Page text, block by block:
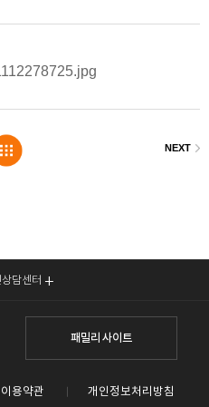
담센터
패밀리 사이트
용약관 개인정보처리방침